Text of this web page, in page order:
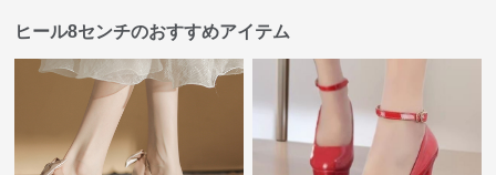
ヒール8センチのおすすめアイテム